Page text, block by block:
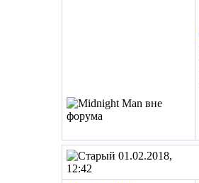
01.02.2018,
12:42